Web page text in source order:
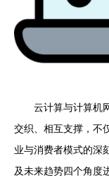
云计算与计算机
交织、相互支撑，不
业与消费者模式的深
及未来趋势四个角度